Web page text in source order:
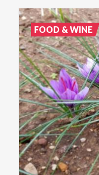
FOOD & WINE